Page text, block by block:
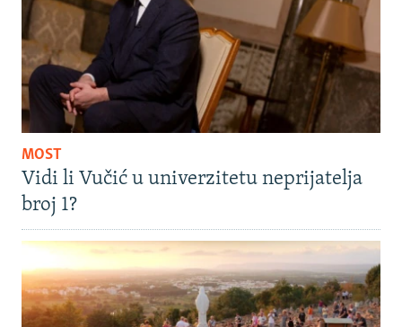
MOST
Vidi li Vučić u univerzitetu neprijatelja
broj 1?